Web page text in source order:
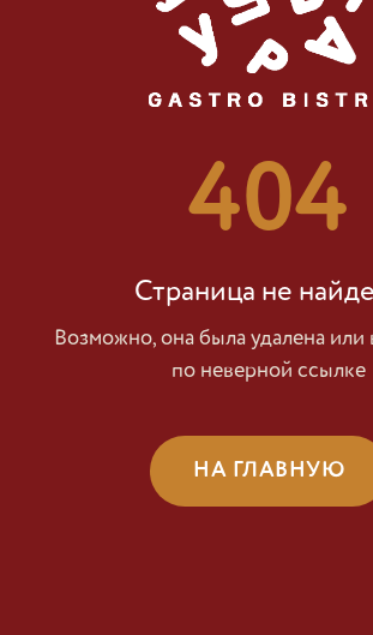
404
Страница не
Возможно, она была удалена
по неверной ссылке
НА ГЛАВНУЮ